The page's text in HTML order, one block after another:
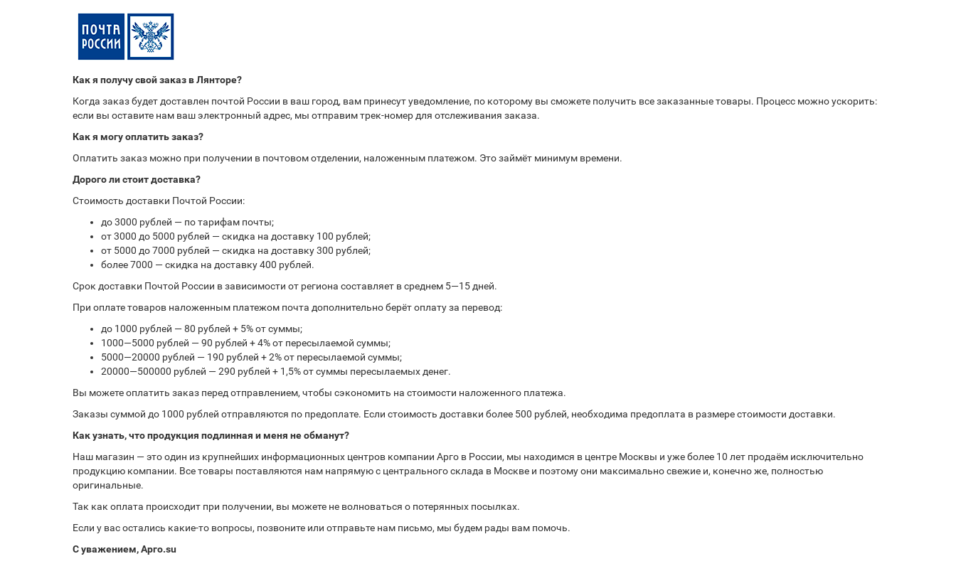
Как я получу свой заказ в Лянторе?
Когда заказ будет доставлен почтой России в ваш город, вам принесут уведомление, по которому вы сможете получить все заказанные товары. Процесс можно ускорить:
если вы оставите нам ваш электронный адрес, мы отправим трек-номер для отслеживания заказа.
Как я могу оплатить заказ?
Оплатить заказ можно при получении в почтовом отделении, наложенным платежом. Это займёт минимум времени.
Дорого ли стоит доставка?
Стоимость доставки Почтой России:
до 3000 рублей — по тарифам почты;
от 3000 до 5000 рублей — скидка на доставку 100 рублей;
от 5000 до 7000 рублей — скидка на доставку 300 рублей;
более 7000 — скидка на доставку 400 рублей.
Срок доставки Почтой России в зависимости от региона составляет в среднем 5—15 дней.
При оплате товаров наложенным платежом почта дополнительно берёт оплату за перевод:
до 1000 рублей — 80 рублей + 5% от суммы;
1000—5000 рублей — 90 рублей + 4% от пересылаемой суммы;
5000—20000 рублей — 190 рублей + 2% от пересылаемой суммы;
20000—500000 рублей — 290 рублей + 1,5% от суммы пересылаемых денег.
Вы можете оплатить заказ перед отправлением, чтобы сэкономить на стоимости наложенного платежа.
Заказы суммой до 1000 рублей отправляются по предоплате. Если стоимость доставки более 500 рублей, необходима предоплата в размере стоимости доставки.
Как узнать, что продукция подлинная и меня не обманут?
Наш магазин — это один из крупнейших информационных центров компании Арго в России, мы находимся в центре Москвы и уже более 10 лет продаём исключительно
продукцию компании. Все товары поставляются нам напрямую с центрального склада в Москве и поэтому они максимально свежие и, конечно же, полностью
оригинальные.
Так как оплата происходит при получении, вы можете не волноваться о потерянных посылках.
Если у вас остались какие-то вопросы, позвоните или отправьте нам письмо, мы будем рады вам помочь.
С уважением, Арго.su